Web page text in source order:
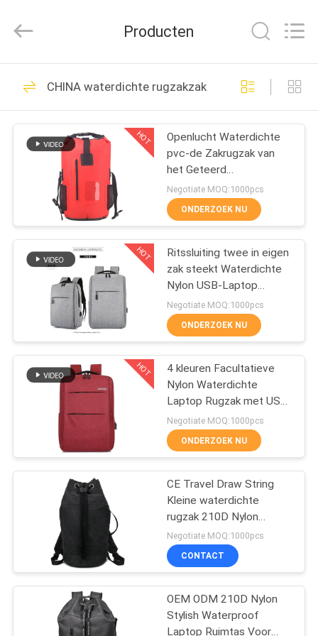
HUIS
PRODUCTEN
ONGEVEER
FABRIEKSREIS
KWALITEITSCONTROLE
SITEMAP
PRIVACY
POLICY
Rights
by
EVA Hard Cases
69
EVA Storage Case
49
Het dragen van EVA
geval
Geldzakjes
Producten
CHINA waterdichte rugzakzak
HOT
Openlucht Waterdichte
pvc-de Zakrugzak van
het Geteerd
zeildoekstrand
Negotiate MOQ:1000pcs
ONDERZOEK NU
HOT
Ritssluiting twee in eigen
zak steekt Waterdichte
Nylon USB-Laptop
Rugzak
Negotiate MOQ:1000pcs
ONDERZOEK NU
HOT
4 kleuren Facultatieve
Nylon Waterdichte
Laptop Rugzak met USB-
Lader
Negotiate MOQ:1000pcs
ONDERZOEK NU
CE Travel Draw String
Kleine waterdichte
rugzak 210D Nylon
Canvas Travel Draw
String Waterdichte
rugzak rugzak met
Negotiate MOQ:1000pcs
CONTACT
OEM ODM 210D Nylon
Stylish Waterproof
Laptop Ruimtas Voor